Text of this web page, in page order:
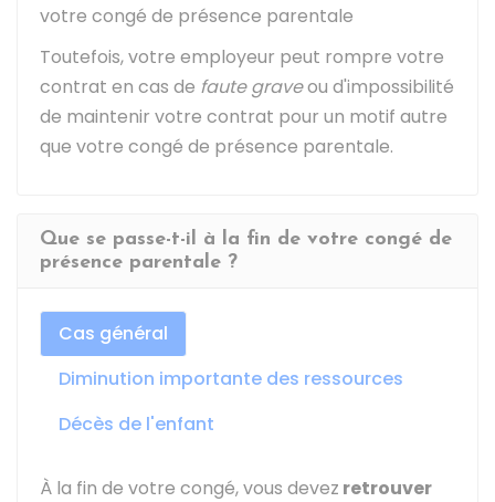
votre congé de présence parentale
Toutefois, votre employeur peut rompre votre
contrat en cas de faute graveou d'impossibilité
de maintenir votre contrat pour un motif autre
que votre congé de présence parentale.
Que se passe-t-il à la fin de votre congé de
présence parentale ?
Cas général
Diminution importante des ressources
Décès de l'enfant
À la fin de votre congé, vous devez retrouver